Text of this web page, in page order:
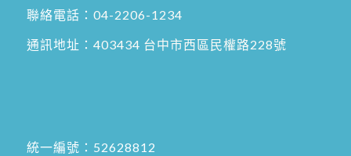
聯絡電話： 04-2206-1234
通訊地址： 403434 台中市西區民權路228號
統一編號：52628812